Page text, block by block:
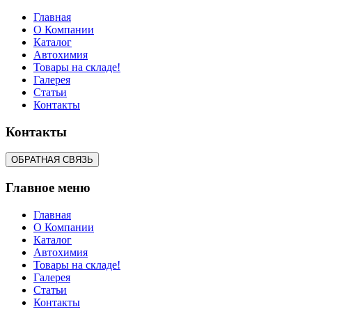
Главная
О Компании
Каталог
Автохимия
Товары на складе!
Галерея
Статьи
Контакты
Контакты
Главное меню
Главная
О Компании
Каталог
Автохимия
Товары на складе!
Галерея
Статьи
Контакты